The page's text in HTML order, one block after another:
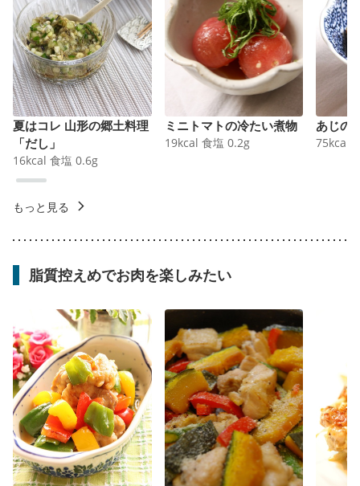
夏はコレ 山形の郷土料理
「だし」
16kcal 食塩 0.6g
ミニトマトの冷たい煮物
19kcal 食塩 0.2g
あじの
75kcal
もっと見る
脂質控えめでお肉を楽しみたい